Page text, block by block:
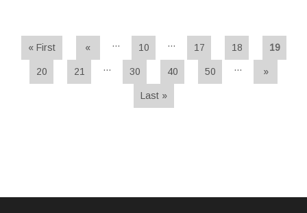
« First « ... 10 ... 17 18 19
20 21 ... 30 40 50 ... »
Last »